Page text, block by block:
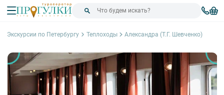
Экскурсии по Петербургу Теплоходы Александра (Т.Г. Шевченко)